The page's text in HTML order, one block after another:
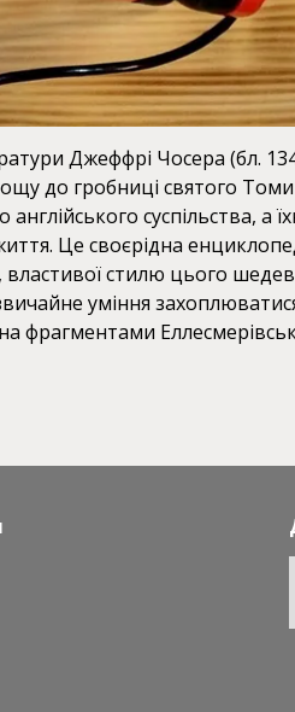
Джеффрі Чосера (бл.
до гробниці святого Томи
суспільства, а
Це своєрідна
властивої стилю цього
уміння
фрагментами